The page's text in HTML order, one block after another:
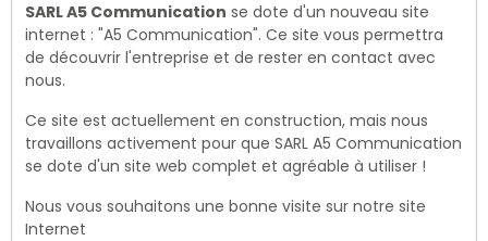
SARL A5 Communication se dote d'un nouveau site
internet : "A5 Communication". Ce site vous permettra
de découvrir l'entreprise et de rester en contact avec
nous.
Ce site est actuellement en construction, mais nous
travaillons activement pour que SARL A5 Communication
se dote d'un site web complet et agréable à utiliser !
Nous vous souhaitons une bonne visite sur notre site
Internet